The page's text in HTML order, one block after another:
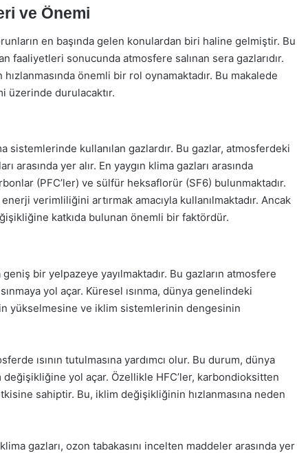
ve Önemi
en başında gelen konulardan biri haline gelmiştir. Bu
faaliyetleri sonucunda atmosfere salınan sera gazlarıdır.
önemli bir rol oynamaktadır. Bu makalede
üzerinde durulacaktır.
sistemlerinde kullanılan gazlardır. Bu gazlar, atmosferdeki
arasında yer alır. En yaygın klima gazları arasında
(PFC’ler) ve sülfür heksaflorür (SF6) bulunmaktadır.
verimliliğini artırmak amacıyla kullanılmaktadır. Ancak
katkıda bulunan önemli bir faktördür.
bir yelpazeye yayılmaktadır. Bu gazların atmosfere
yol açar. Küresel ısınma, dünya genelindeki
yükselmesine ve iklim sistemlerinin dengesinin
ısının tutulmasına yardımcı olur. Bu durum, dünya
değişikliğine yol açar. Özellikle HFC’ler, karbondioksitten
sahiptir. Bu, iklim değişikliğinin hızlanmasına neden
gazları, ozon tabakasını incelten maddeler arasında yer